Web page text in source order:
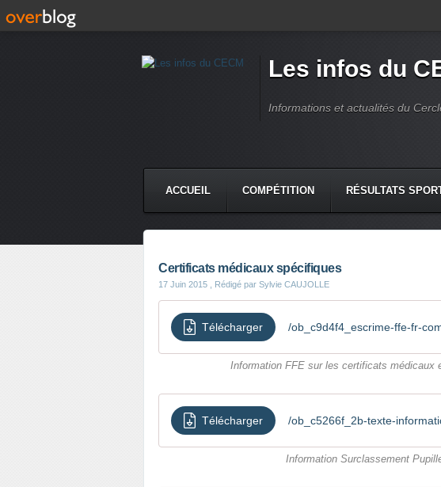
Les infos du
Informations et actualités du
ACCUEIL COMPÉTITION RÉSULTATS
Certificats médicaux spécifiques
17 Juin 2015 , Rédigé par Sylvie CAUJOLLE
Télécharger /ob_c9d4f4_escrime-ffe-fr-
Information FFE sur les certificats médicaux
Télécharger /ob_c5266f_2b-texte-
Information Surclassement